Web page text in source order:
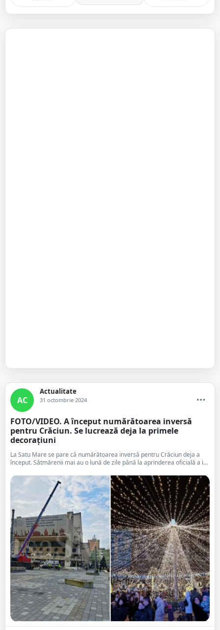
AC
Actualitate
31 octombrie 2024
FOTO/VIDEO. A început numărătoarea inversă
pentru Crăciun. Se lucrează deja la primele
decorațiuni
La Satu Mare se pare că numărătoarea inversă pentru Crăciun deja a
început. Sătmărenii mai au o lună de zile până la aprinderea oficială a i...